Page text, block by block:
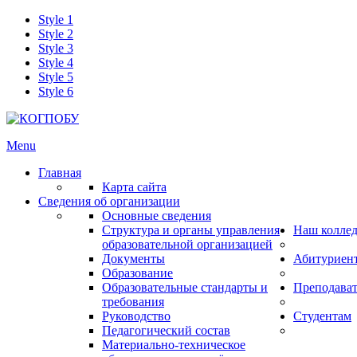
Style 1
Style 2
Style 3
Style 4
Style 5
Style 6
Menu
Главная
Карта сайта
Сведения об организации
Основные сведения
Структура и органы управления
образовательной организацией
Документы
Образование
Образовательные стандарты и
требования
Руководство
Педагогический состав
Материально-техническое
Наш
Студентам